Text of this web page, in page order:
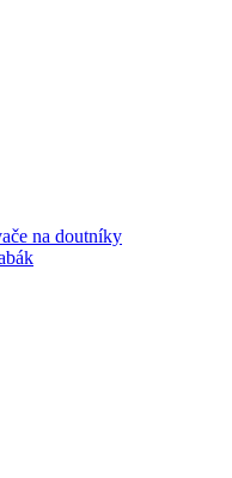
na doutníky